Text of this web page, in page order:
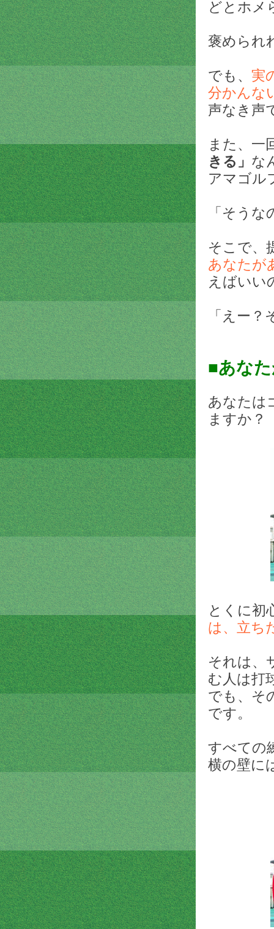
どとホメ
褒められ
でも、 実
分かんな
声なき声
また、一
きる」 な
アマゴル
「そう
そこで、
あなたが
えばいい
「えー
■あな
あなたは
ますか？
とくに初
は、 立ち
それは、
む人は打
でも、そ
です。
すべての
横の壁に